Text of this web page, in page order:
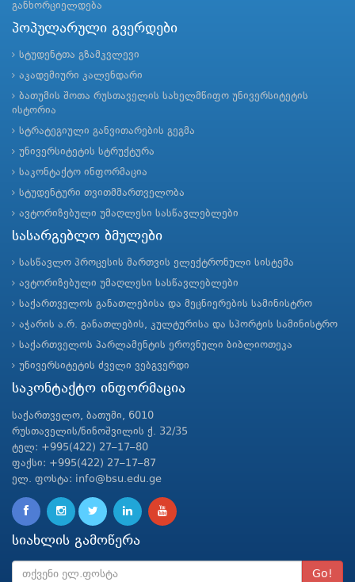
განხორციელდება
პოპულარული გვერდები
სტუდენტთა გზამკვლევი
აკადემიური კალენდარი
ბათუმის შოთა რუსთაველის სახელმწიფო უნივერსიტეტის
ისტორია
სტრატეგიული განვითარების გეგმა
უნივერსიტეტის სტრუქტურა
საკონტაქტო ინფორმაცია
სტუდენტური თვითმმართველობა
ავტორიზებული უმაღლესი სასწავლებლები
სასარგებლო ბმულები
სასწავლო პროცესის მართვის ელექტრონული სისტემა
ავტორიზებული უმაღლესი სასწავლებლები
საქართველოს განათლებისა და მეცნიერების სამინისტრო
აჭარის ა.რ. განათლების, კულტურისა და სპორტის სამინისტრო
საქართველოს პარლამენტის ეროვნული ბიბლიოთეკა
უნივერსიტეტის ძველი ვებგვერდი
საკონტაქტო ინფორმაცია
საქართველო, ბათუმი, 6010
რუსთაველის/ნინოშვილის ქ. 32/35
ტელ: +995(422) 27–17–80
ფაქსი: +995(422) 27–17–87
ელ. ფოსტა: info@bsu.edu.ge
სიახლის გამოწერა
Go!